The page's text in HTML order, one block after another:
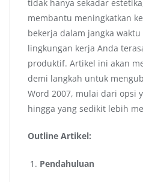
tidak hanya sekadar
membantu meningkatkan
bekerja dalam jangka
lingkungan kerja Anda
produktif. Artikel ini akan
demi langkah untuk
Word 2007, mulai dari opsi
hingga yang sedikit lebih
Outline Artikel:
Pendahuluan